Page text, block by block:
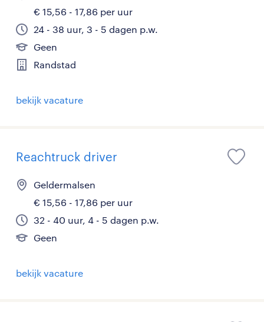
€ 15,56 - 17,86 per uur
24 - 38 uur, 3 - 5 dagen p.w.
Geen
Randstad
bekijk vacature
Reachtruck driver
Geldermalsen
€ 15,56 - 17,86 per uur
32 - 40 uur, 4 - 5 dagen p.w.
Geen
bekijk vacature